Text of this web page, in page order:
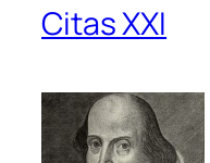
Citas XXI